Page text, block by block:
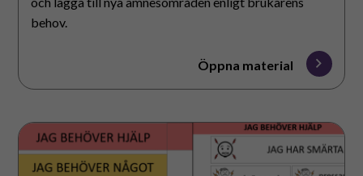
behov.
Öppna material
Samtalsstöd
till
sjukhus